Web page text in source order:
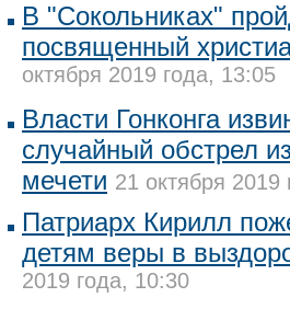
В "Сокольниках"
посвященный
октября 2019 года, 13:05
Власти Гонконга
случайный обстрел
мечети 21 октября 2019
Патриарх Кирилл
детям веры в
2019 года, 10:30